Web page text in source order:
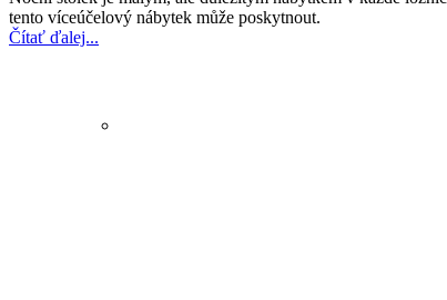
tento víceúčelový nábytek může poskytnout.
Čítať ďalej...